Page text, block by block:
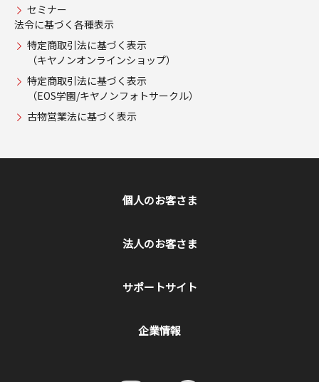
セミナー
法令に基づく各種表示
特定商取引法に基づく表示
（キヤノンオンラインショップ）
特定商取引法に基づく表示
（EOS学園/キヤノンフォトサークル）
古物営業法に基づく表示
個人のお客さま
法人のお客さま
サポートサイト
企業情報